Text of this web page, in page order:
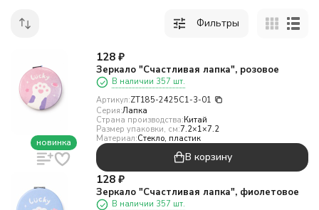
Фильтры
новинка
128 ₽
Зеркало "Счастливая лапка", розовое
В наличии 357 шт.
Артикул:ZT185-2425C1-3-01
Серия:Лапка
Страна производства:Китай
Размер упаковки, см:7.2×1×7.2
Материал:Стекло, пластик
В корзину
128 ₽
Зеркало "Счастливая лапка", фиолетовое
В наличии 357 шт.